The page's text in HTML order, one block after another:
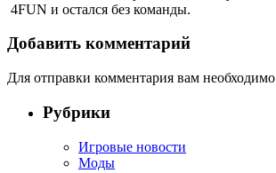
4FUN и остался без команды.
Добавить комментарий
Для отправки комментария вам необходимо
Рубрики
Игровые новости
Моды